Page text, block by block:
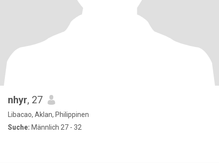
nhyr, 27
Libacao, Aklan, Philippinen
Suche: Männlich 27 - 32